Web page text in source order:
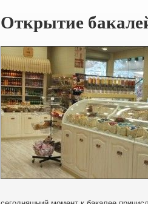
Открытие